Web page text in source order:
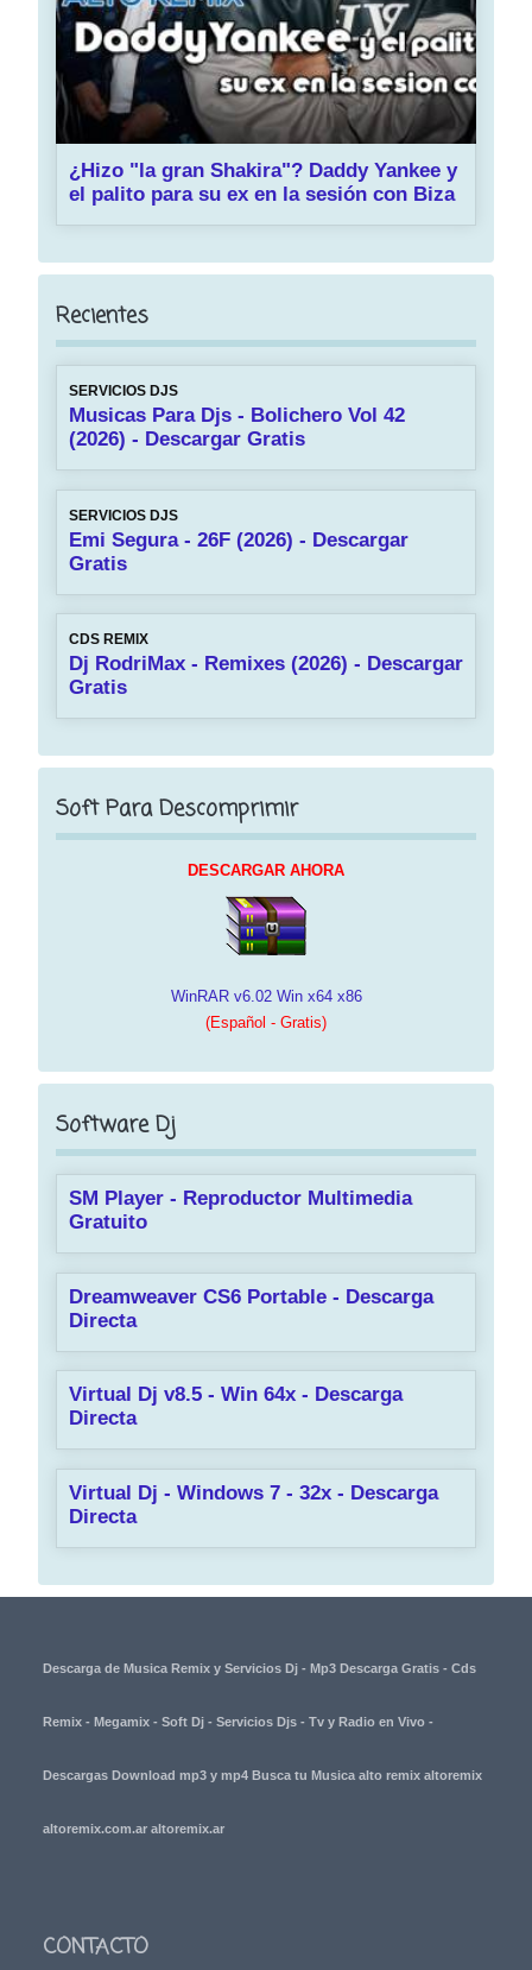
¿Hizo "la gran Shakira"? Daddy Yankee y
el palito para su ex en la sesión con Biza
Recientes
SERVICIOS DJS
Musicas Para Djs - Bolichero Vol 42
(2026) - Descargar Gratis
SERVICIOS DJS
Emi Segura - 26F (2026) - Descargar
Gratis
CDS REMIX
Dj RodriMax - Remixes (2026) - Descargar
Gratis
Soft Para Descomprimir
DESCARGAR AHORA
WinRAR v6.02 Win x64 x86
(Español - Gratis)
Software Dj
SM Player - Reproductor Multimedia
Gratuito
Dreamweaver CS6 Portable - Descarga
Directa
Virtual Dj v8.5 - Win 64x - Descarga
Directa
Virtual Dj - Windows 7 - 32x - Descarga
Directa
Descarga de Musica Remix y Servicios Dj - Mp3 Descarga Gratis - Cds
Remix - Megamix - Soft Dj - Servicios Djs - Tv y Radio en Vivo -
Descargas Download mp3 y mp4 Busca tu Musica alto remix altoremix
altoremix.com.ar altoremix.ar
CONTACTO